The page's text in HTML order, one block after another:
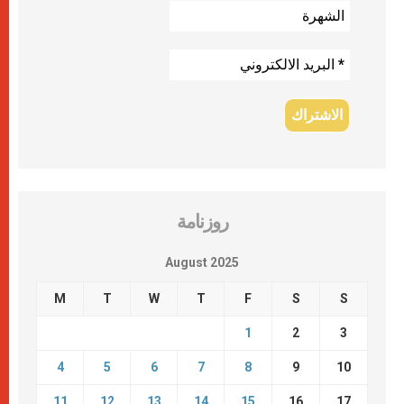
روزنامة
August 2025
M T W T F S S
1 2 3
4 5 6 7 8 9 10